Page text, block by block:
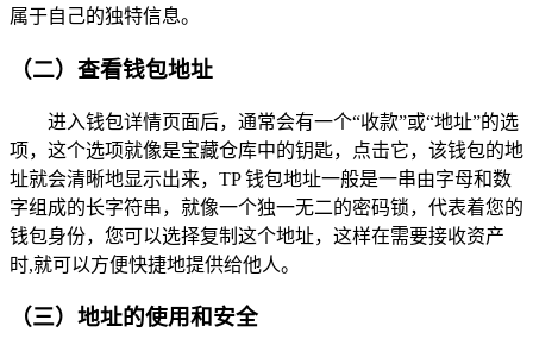
属于自己的独特信息。
（二）查看钱包地址
进入钱包详情页面后，通常会有一个“收款”或“地址”的选
项，这个选项就像是宝藏仓库中的钥匙，点击它，该钱包的地
址就会清晰地显示出来，TP 钱包地址一般是一串由字母和数
字组成的长字符串，就像一个独一无二的密码锁，代表着您的
钱包身份，您可以选择复制这个地址，这样在需要接收资产
时,就可以方便快捷地提供给他人。
（三）地址的使用和安全